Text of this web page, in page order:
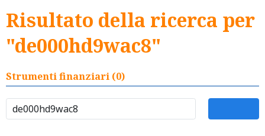
Risultato della ricerca per
"de000hd9wac8"
Strumenti finanziari (0)